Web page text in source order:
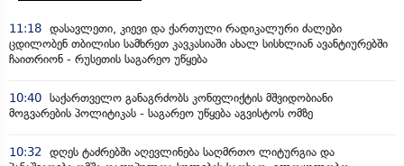
11:18 დასავლეთი, კიევი და ქართული რადიკალური ძალები
ცდილობენ თბილისი სამხრეთ კავკასიაში ახალ სისხლიან ავანტიურებში
ჩაითრიონ - რუსეთის საგარეო უწყება
10:40 საქართველო განაგრძობს კონფლიქტის მშვიდობიანი
მოგვარების პოლიტიკას - საგარეო უწყება აგვისტოს ომზე
10:32
დღეს ტაძრებში აღევლინება საღმრთო ლიტურგია და